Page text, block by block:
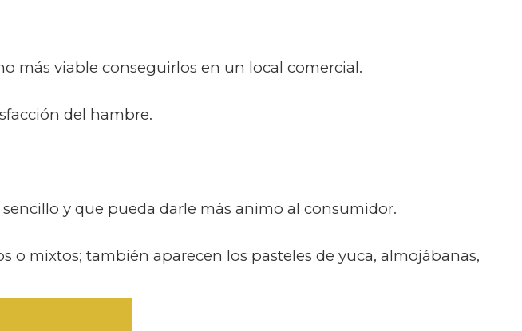
más viable conseguirlos en un local comercial.
del hambre.
y que pueda darle más animo al consumidor.
o mixtos; también aparecen los pasteles de yuca, almojábanas,